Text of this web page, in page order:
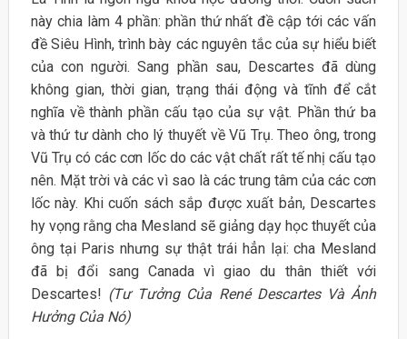
này chia làm 4 phần: phần thứ nhất đề cập tới các vấn
đề Siêu Hình, trình bày các nguyên tắc của sự hiểu biết
của con người. Sang phần sau, Descartes đã dùng
không gian, thời gian, trạng thái động và tĩnh để cắt
nghĩa về thành phần cấu tạo của sự vật. Phần thứ ba
và thứ tư dành cho lý thuyết về Vũ Trụ. Theo ông, trong
Vũ Trụ có các cơn lốc do các vật chất rất tế nhị cấu tạo
nên. Mặt trời và các vì sao là các trung tâm của các cơn
lốc này. Khi cuốn sách sắp được xuất bản, Descartes
hy vọng rằng cha Mesland sẽ giảng dạy học thuyết của
ông tại Paris nhưng sự thật trái hẳn lại: cha Mesland
đã bị đổi sang Canada vì giao du thân thiết với
Descartes! (Tư Tưởng Của René Descartes Và Ảnh
Hưởng Của Nó)